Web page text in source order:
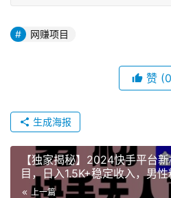
网赚项目
赞
生成海报
【独家揭秘】2024快手平台
目，日入1.5K+稳定收入，男
4.X”策略！
上一篇